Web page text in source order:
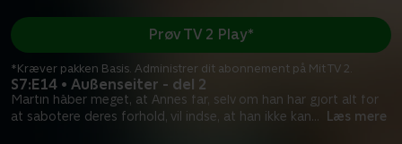
S7:E14 • Außenseiter - del 2
Martin håber meget, at Annes far, selv om han har gjort alt for
at sabotere deres forhold, vil indse, at han ikke kan... Læs mere
Prøv TV 2 Play*
*Kræver pakken Basis. Administrer dit abonnement på Mit TV 2.